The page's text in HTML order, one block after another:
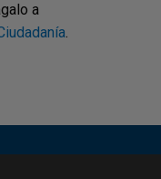
a
.